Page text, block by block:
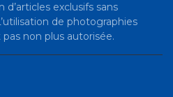
exclusifs sans
de photographies
pas non plus autorisée.